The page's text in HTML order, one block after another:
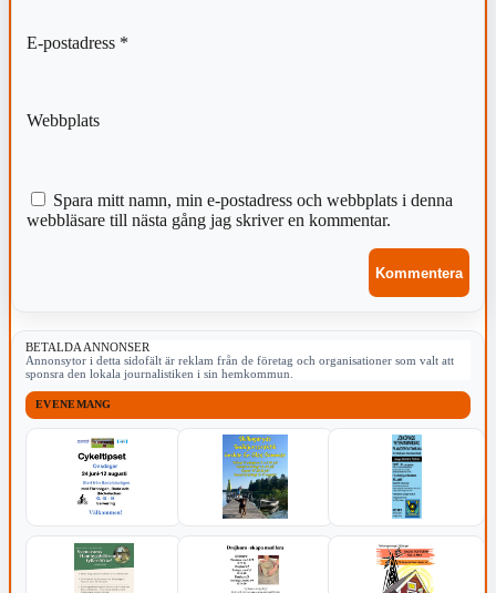
E-postadress *
Webbplats
Spara mitt namn, min e-postadress och webbplats i denna
webbläsare till nästa gång jag skriver en kommentar.
BETALDA ANNONSER
Annonsytor i detta sidofält är reklam från de företag och organisationer som valt att
sponsra den lokala journalistiken i sin hemkommun.
EVENEMANG